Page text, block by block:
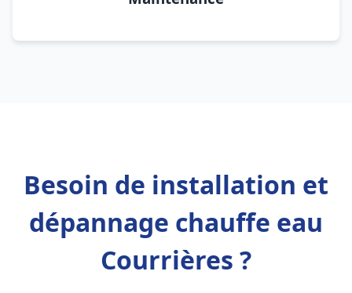
Besoin de installation et
dépannage chauffe eau
Courrières ?